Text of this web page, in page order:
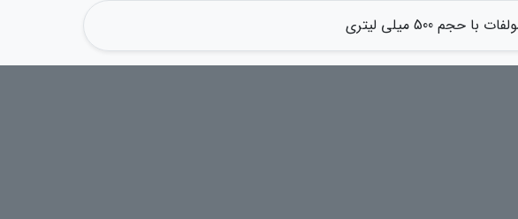
500 میلی لیتری